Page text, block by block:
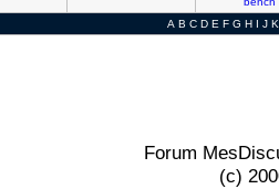
A B C D E F G H I J K
Forum
(c)